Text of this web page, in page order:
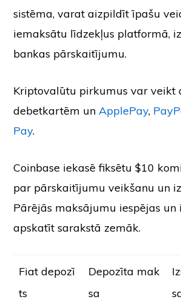
sistēma, varat aizpildīt īpašu
iemaksātu līdzekļus platformā,
bankas pārskaitījumu.
Kriptovalūtu pirkumus var veikt
debetkartēm unApplePay,
Pay.
Coinbase iekasē fiksētu $10
par pārskaitījumu veikšanu un
Pārējās maksājumu iespējas
apskatīt sarakstā zemāk.
Fiat depozī
ts
Depozīta mak
sa